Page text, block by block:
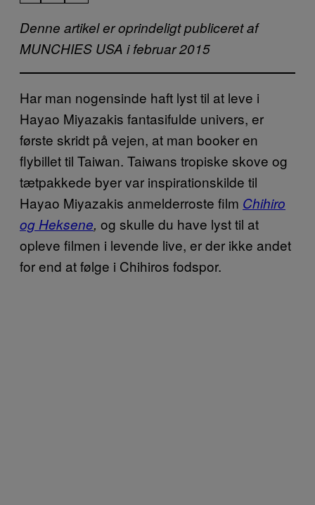
Denne artikel er oprindeligt publiceret af
MUNCHIES USA i februar 2015
Har man nogensinde haft lyst til at leve i
Hayao Miyazakis fantasifulde univers, er
første skridt på vejen, at man booker en
flybillet til Taiwan. Taiwans tropiske skove og
tætpakkede byer var inspirationskilde til
Hayao Miyazakis anmelderroste film Chihiro
og Heksene, og skulle du have lyst til at
opleve filmen i levende live, er der ikke andet
for end at følge i Chihiros fodspor.